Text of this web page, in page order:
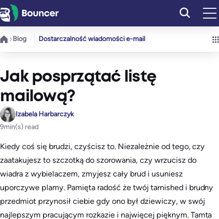
Przejdź
do
treści
Blog Dostarczalność wiadomości e-mail
Jak posprzątać listę
mailową?
Izabela Harbarczyk
9min(s) read
Kiedy coś się brudzi, czyścisz to. Niezależnie od tego, czy
zaatakujesz to szczotką do szorowania, czy wrzucisz do
wiadra z wybielaczem, zmyjesz cały brud i usuniesz
uporczywe plamy. Pamięta radość że twój tarnished i brudny
przedmiot przynosił ciebie gdy ono był dziewiczy, w swój
najlepszym pracującym rozkazie i najwięcej pięknym. Tamta